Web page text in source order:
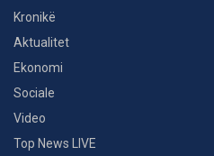
Kronikë
Aktualitet
Ekonomi
Sociale
Video
Top News LIVE